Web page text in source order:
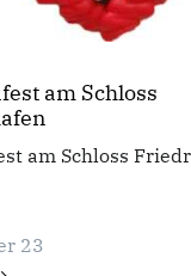
am Schloss
am Schloss
23